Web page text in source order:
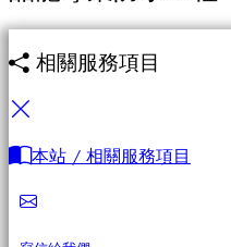
相關服務項目
本站 / 相關服務項目